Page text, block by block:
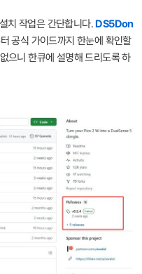
치 작업은 간단합니다.DS5Don
공식 가이드까지 한눈에 확인할
으니 한큐에 설명해 드리도록 하